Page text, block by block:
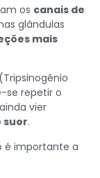
os canais de
glândulas
mais
se repetir o
vier
suor.
é importante a